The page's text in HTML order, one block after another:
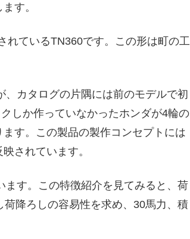
す。
れているTN360です。この形は町の工
カタログの片隅には前のモデルで初
しか作っていなかったホンダが4輪の
す。この製品の製作コンセプトには
されています。
ます。この特徴紹介を見てみると、荷
降ろしの容易性を求め、30馬力、積